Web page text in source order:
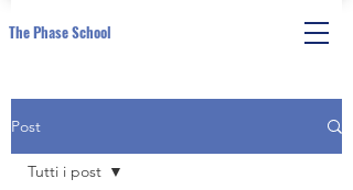
The Phase School
Post
Tutti i post